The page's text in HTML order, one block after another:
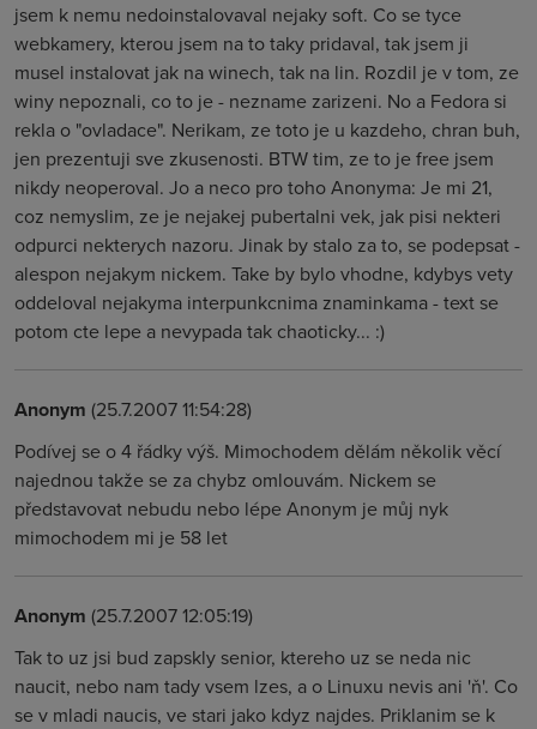
jsem k nemu nedoinstalovaval nejaky soft. Co se tyce
webkamery, kterou jsem na to taky pridaval, tak jsem ji
musel instalovat jak na winech, tak na lin. Rozdil je v tom, ze
winy nepoznali, co to je - nezname zarizeni. No a Fedora si
rekla o "ovladace". Nerikam, ze toto je u kazdeho, chran buh,
jen prezentuji sve zkusenosti. BTW tim, ze to je free jsem
nikdy neoperoval. Jo a neco pro toho Anonyma: Je mi 21,
coz nemyslim, ze je nejakej pubertalni vek, jak pisi nekteri
odpurci nekterych nazoru. Jinak by stalo za to, se podepsat -
alespon nejakym nickem. Take by bylo vhodne, kdybys vety
oddeloval nejakyma interpunkcnima znaminkama - text se
potom cte lepe a nevypada tak chaoticky... :)
Anonym (25.7.2007 11:54:28)
Podívej se o 4 řádky výš. Mimochodem dělám několik věcí
najednou takže se za chybz omlouvám. Nickem se
představovat nebudu nebo lépe Anonym je můj nyk
mimochodem mi je 58 let
Anonym (25.7.2007 12:05:19)
Tak to uz jsi bud zapskly senior, ktereho uz se neda nic
naucit, nebo nam tady vsem lzes, a o Linuxu nevis ani 'ň'. Co
se v mladi naucis, ve stari jako kdyz najdes. Priklanim se k